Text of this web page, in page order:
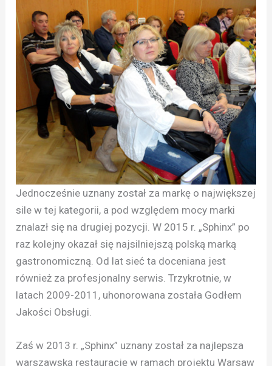
Jednocześnie uznany został za markę o największej
sile w tej kategorii, a pod względem mocy marki
znalazł się na drugiej pozycji. W 2015 r. „Sphinx” po
raz kolejny okazał się najsilniejszą polską marką
gastronomiczną. Od lat sieć ta doceniana jest
również za profesjonalny serwis. Trzykrotnie, w
latach 2009-2011, uhonorowana została Godłem
Jakości Obsługi.
Zaś w 2013 r. „Sphinx” uznany został za najlepsza
warszawską restaurację w ramach projektu Warsaw